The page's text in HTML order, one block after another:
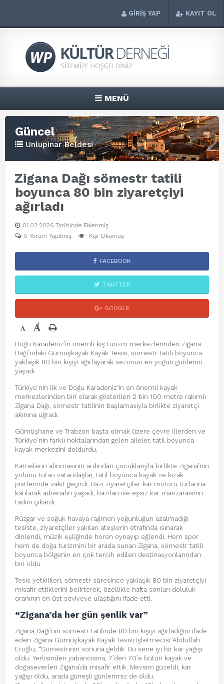
GİRİŞ YAP KAYIT OL
MENÜ
Güncel
Unlupinar Beldesi
Zigana Dağı sömestr tatili
boyunca 80 bin ziyaretçiyi
ağırladı
01.02.2026 Tarihinde Eklenmiş
0 Yorum Yapılmış
Kişi Okumuş
FACEBOOK
TWITTER
GOOGLE
- +
Doğu Karadeniz’in önemli kış turizm merkezlerinden Zigana
Dağı’ndaki Gümüşkayak Kayak Tesisi, sömestr tatili boyunca
yaklaşık 80 bin kişiyi ağırlayarak sezonun en yoğun günlerini
yaşadı.
Türkiye’nin ilk ve Doğu Karadeniz’in en önemli kayak
merkezlerinden biri olarak gösterilen 2 bin 100 metre rakımlı
Zigana Dağı, sömestr tatilinin başlamasıyla birlikte ziyaretçi
akınına uğradı.
Gümüşhane ve Trabzon başta olmak üzere çevre illerden ve
Türkiye’nin farklı noktalarından gelen aileler, tatil boyunca
kayak merkezini doldurdu.
Karnelerin alınmasının ardından çocuklarıyla birlikte Zigana’nın
yolunu tutan vatandaşlar, tatil boyunca kayak ve kızak
pistlerinde vakit geçirdi. Bazı ziyaretçiler kar motoru turlarına
katılarak adrenalin yaşadı, bazıları ise eşsiz kar manzarasının
tadını çıkardı.
Rüzgar ve soğuk havaya rağmen yoğunluğun azalmadığı
tesiste, ziyaretçiler yakılan ateşlerin etrafında ısınarak
dinlendi, müzik eşliğinde horon oynayıp eğlendi. Hem spor
hem de doğa turizmini bir arada sunan Zigana, sömestr tatili
boyunca bölgenin en çok tercih edilen destinasyonlarından
biri oldu.
Tesis yetkilileri, sömestr süresince yaklaşık 80 bin ziyaretçiyi
misafir ettiklerini belirterek, özellikle hafta sonları doluluk
oranının en üst seviyeye ulaştığını ifade etti.
“Zigana’da her gün şenlik var”
Zigana Dağı’nın sömestr tatilinde 80 bin kişiyi ağırladığını ifade
eden Zigana Gümüşkayak Kayak Tesisi İşletmecisi Abdullah
Eroğlu, “Sömestrinin sonuna geldik. Bu sene iyi bir kar yağışı
oldu. Yerlisinden yabancısına, 7’den 70’e bütün kayak ve
doğaseverleri Zigana’da misafir ettik. Mevsim güzeldi, kar
yağışı oldu, arada güneşli günlerimiz de oldu.